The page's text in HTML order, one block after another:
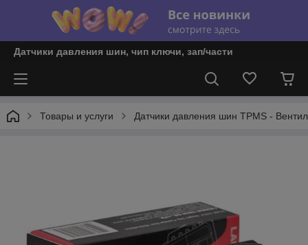
Датчики давления шин, чип ключи, зап/части
Товары и услуги Датчики давления шин TPMS -